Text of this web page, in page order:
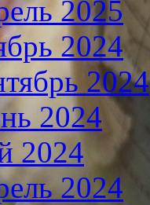
2025
2024
2024
2024
2024
2024